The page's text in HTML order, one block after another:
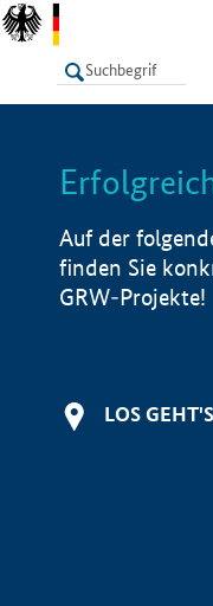
LISTE
Auf der
finden Sie
GRW-Projekte!
LOS GEHT'S